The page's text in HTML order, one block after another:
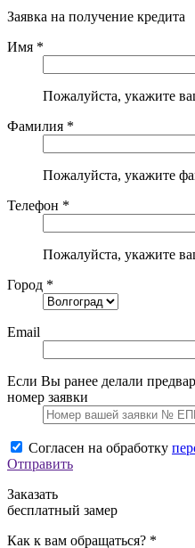
Заявка на получение кредита
Имя *
Пожалуйста, укажите
Фамилия *
Пожалуйста, укажите
Телефон *
Пожалуйста, укажите
Город *
Email
Если Вы ранее делали
номер заявки
Согласен на обработку
Отправить
Заказать
бесплатный замер
Как к вам обращаться? *